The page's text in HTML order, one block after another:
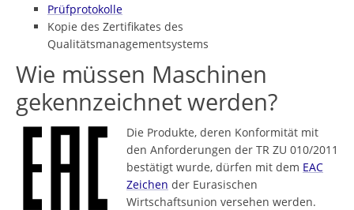
Prüfprotokolle
Kopie des Zertifikates des
Qualitätsmanagementsystems
Wie müssen Maschinen
gekennzeichnet werden?
Die Produkte, deren Konformität mit
den Anforderungen der TR ZU 010/2011
bestätigt wurde, dürfen mit dem EAC
Zeichen der Eurasischen
Wirtschaftsunion versehen werden.